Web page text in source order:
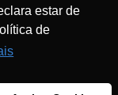
estar de
de